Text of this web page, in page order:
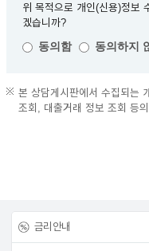
수집·이용 목적
수집·이용에 관한 동의
위 보유 기간에서의 상담 거래
채팅 상담 종료일 후에는 금융
거부 권리 및 불이익
귀하는 동의를 거부하실 수 있습
위 목적으로 개인(신용)정보
겠습니까?
동의함 동의하지
본 상담게시판에서 수집되는
조회, 대출거래 정보 조회 등
금리안내